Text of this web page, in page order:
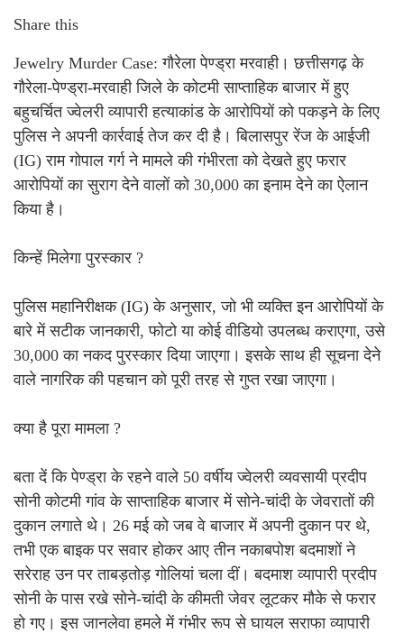
Share this
Jewelry Murder Case: गौरेला पेण्ड्रा मरवाही। छत्तीसगढ़ के
गौरेला-पेण्ड्रा-मरवाही जिले के कोटमी साप्ताहिक बाजार में हुए
बहुचर्चित ज्वेलरी व्यापारी हत्याकांड के आरोपियों को पकड़ने के लिए
पुलिस ने अपनी कार्रवाई तेज कर दी है। बिलासपुर रेंज के आईजी
(IG) राम गोपाल गर्ग ने मामले की गंभीरता को देखते हुए फरार
आरोपियों का सुराग देने वालों को 30,000 का इनाम देने का ऐलान
किया है।
किन्हें मिलेगा पुरस्कार ?
पुलिस महानिरीक्षक (IG) के अनुसार, जो भी व्यक्ति इन आरोपियों के
बारे में सटीक जानकारी, फोटो या कोई वीडियो उपलब्ध कराएगा, उसे
30,000 का नकद पुरस्कार दिया जाएगा। इसके साथ ही सूचना देने
वाले नागरिक की पहचान को पूरी तरह से गुप्त रखा जाएगा।
क्या है पूरा मामला ?
बता दें कि पेण्ड्रा के रहने वाले 50 वर्षीय ज्वेलरी व्यवसायी प्रदीप
सोनी कोटमी गांव के साप्ताहिक बाजार में सोने-चांदी के जेवरातों की
दुकान लगाते थे। 26 मई को जब वे बाजार में अपनी दुकान पर थे,
तभी एक बाइक पर सवार होकर आए तीन नकाबपोश बदमाशों ने
सरेराह उन पर ताबड़तोड़ गोलियां चला दीं। बदमाश व्यापारी प्रदीप
सोनी के पास रखे सोने-चांदी के कीमती जेवर लूटकर मौके से फरार
हो गए। इस जानलेवा हमले में गंभीर रूप से घायल सराफा व्यापारी